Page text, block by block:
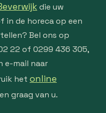
die uw
in de horeca op een
Bel ons op
22 of 0299 436 305,
e-mail naar
het online
graag van u.